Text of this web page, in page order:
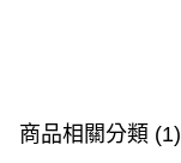
商品相關分類 (1)